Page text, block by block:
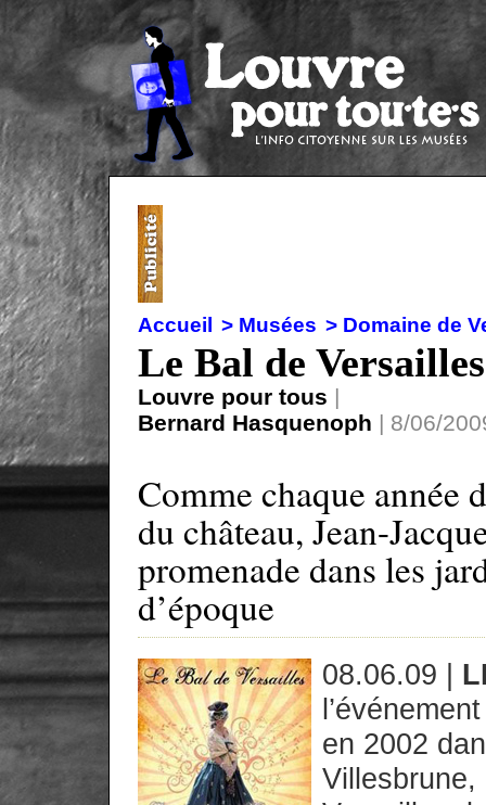
Accueil > Musées > Domaine de
Le Bal de
Louvre pour tous |
Bernard Hasquenoph | 8/06/
Comme chaque année
du château, Jean-
promenade dans les
d’époque
08.06.09 |
en 2002
Villesbrune,